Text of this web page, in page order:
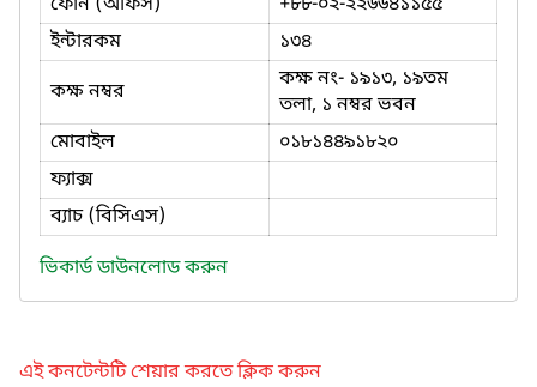
ইন্টারকম
১৩৪
কক্ষ নম্বর
কক্ষ নং- ১৯১৩, ১৯তম
তলা, ১ নম্বর ভবন
মোবাইল
০১৮১৪৪৯১৮২০
ফ্যাক্স
ব্যাচ (বিসিএস)
ভিকার্ড ডাউনলোড করুন
এই কনটেন্টটি শেয়ার করতে ক্লিক করুন